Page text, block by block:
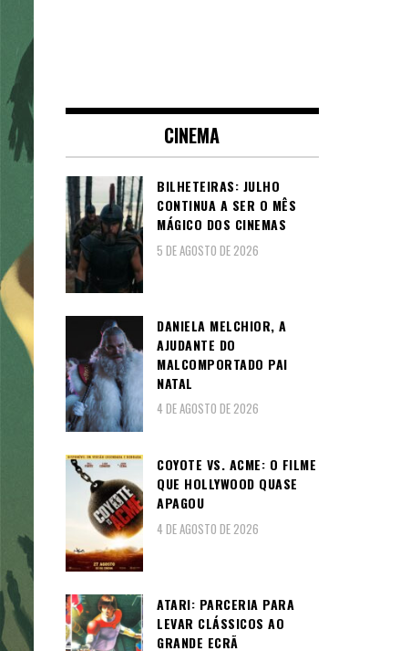
CINEMA
BILHETEIRAS: JULHO
CONTINUA A SER O MÊS
MÁGICO DOS CINEMAS
5 DE AGOSTO DE 2026
DANIELA MELCHIOR, A
AJUDANTE DO
MALCOMPORTADO PAI
NATAL
4 DE AGOSTO DE 2026
COYOTE VS. ACME: O FILME
QUE HOLLYWOOD QUASE
APAGOU
4 DE AGOSTO DE 2026
ATARI: PARCERIA PARA
LEVAR CLÁSSICOS AO
GRANDE ECRÃ